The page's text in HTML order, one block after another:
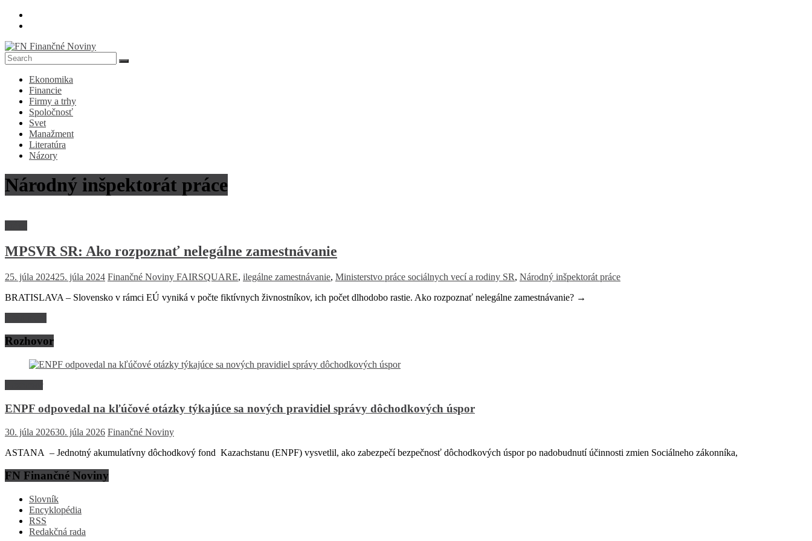
Skip
FN
Finančné
Noviny
Denník
ekonomike
spoločnosti
Ekonomika
Financie
Firmy a trhy
Spoločnosť
Svet
Manažment
Literatúra
Názory
Národný inšpektorát práce
MPSVR SR: Ako rozpoznať nelegálne zamestnávanie
25. júla 202425. júla 2024 Finančné Noviny FAIRSQUARE, ilegálne zamestnávanie, Ministerstvo práce sociálnych vecí a rodiny SR, Národný inšpektorát práce
BRATISLAVA – Slovensko v rámci EÚ vyniká v počte fiktívnych živnostníkov, ich počet dlhodobo rastie. Ako rozpoznať nelegálne zamestnávanie? →
Rozhovor
ENPF odpovedal na kľúčové otázky týkajúce sa nových pravidiel správy dôchodkových úspor
30. júla 202630. júla 2026 Finančné Noviny
ASTANA – Jednotný akumulatívny dôchodkový fond Kazachstanu (ENPF) vysvetlil, ako zabezpečí bezpečnosť dôchodkových úspor po nadobudnutí účinnosti zmien Sociálneho zákonníka,
FN Finančné Noviny
Slovník
Encyklopédia
RSS
Redakčná rada